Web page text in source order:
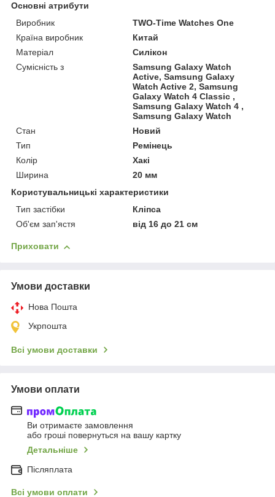
Основні атрибути
Виробник
TWO-Time Watches One
Країна виробник
Китай
Матеріал
Силікон
Сумісність з
Samsung Galaxy Watch
Active, Samsung Galaxy
Watch Active 2, Samsung
Galaxy Watch 4 Classic ,
Samsung Galaxy Watch 4 ,
Samsung Galaxy Watch
Стан
Новий
Тип
Ремінець
Колір
Хакі
Ширина
20 мм
Користувальницькі характеристики
Тип застібки
Кліпса
Об'єм зап'ястя
від 16 до 21 см
Приховати
Умови доставки
Нова Пошта
Укрпошта
Всі умови доставки
Умови оплати
Ви отримаєте замовлення
або гроші повернуться на вашу картку
Детальніше
Післяплата
Всі умови оплати